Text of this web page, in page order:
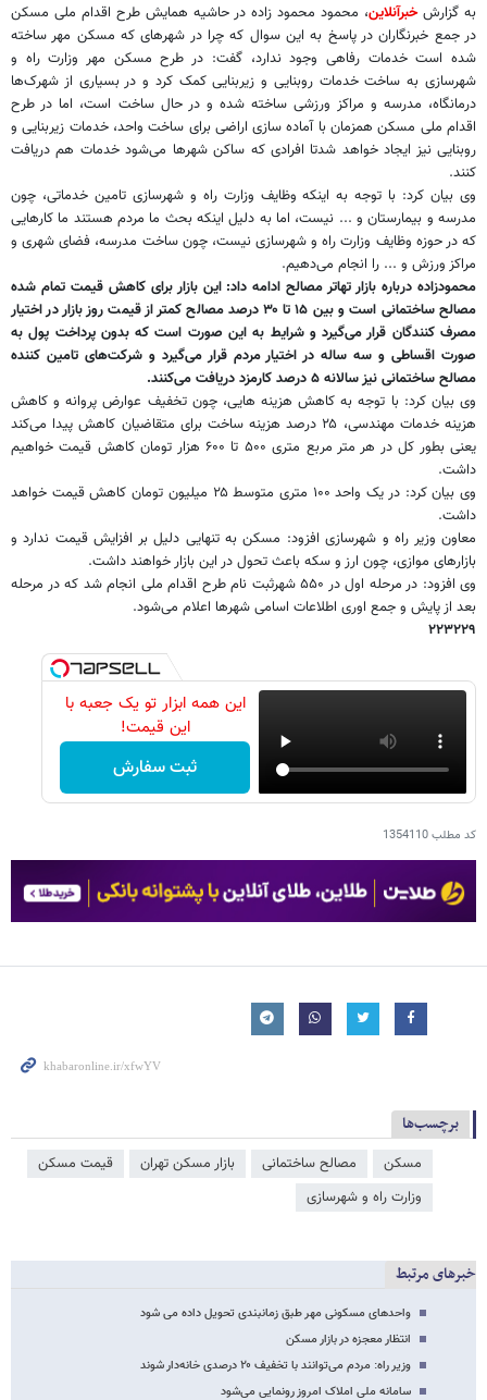
به گزارشخبرآنلاین، محمود محمود زاده در حاشیه همایش طرح اقدام ملی مسکن
در جمع خبرنگاران در پاسخ به این سوال که چرا در شهرهای که مسکن مهر ساخته
شده است خدمات رفاهی وجود ندارد، گفت: در طرح مسکن مهر وزارت راه و
شهرسازی به ساخت خدمات روبنایی و زیربنایی کمک کرد و در بسیاری از شهرک‌ها
درمانگاه، مدرسه و مراکز ورزشی ساخته شده و در حال ساخت است، اما در طرح
اقدام ملی مسکن همزمان با آماده سازی اراضی برای ساخت واحد، خدمات زیربنایی و
روبنایی نیز ایجاد خواهد شدتا افرادی که ساکن شهرها می‌شود خدمات هم دریافت
کنند.
وی بیان کرد: با توجه به اینکه وظایف وزارت راه و شهرسازی تامین خدماتی، چون
مدرسه و بیمارستان و ... نیست، اما به دلیل اینکه بحث ما مردم هستند ما کارهایی
که در حوزه وظایف وزارت راه و شهرسازی نیست، چون ساخت مدرسه، فضای شهری و
مراکز ورزش و ... را انجام می‌دهیم.
محمودزاده درباره بازار تهاتر مصالح ادامه داد: این بازار برای کاهش قیمت تمام شده
مصالح ساختمانی است و بین ۱۵ تا ۳۰ درصد مصالح کمتر از قیمت روز بازار در اختیار
مصرف کنندگان قرار می‌گیرد و شرایط به این صورت است که بدون پرداخت پول به
صورت اقساطی و سه ساله در اختیار مردم قرار می‌گیرد و شرکت‌های تامین کننده
مصالح ساختمانی نیز سالانه ۵ درصد کارمزد دریافت می‌کنند.
وی بیان کرد: با توجه به کاهش هزینه هایی، چون تخفیف عوارض پروانه و کاهش
هزینه خدمات مهندسی، ۲۵ درصد هزینه ساخت برای متقاضیان کاهش پیدا می‌کند
یعنی بطور کل در هر متر مربع متری ۵۰۰ تا ۶۰۰ هزار تومان کاهش قیمت خواهیم
داشت.
وی بیان کرد: در یک واحد ۱۰۰ متری متوسط ۲۵ میلیون تومان کاهش قیمت خواهد
داشت.
معاون وزیر راه و شهرسازی افزود: مسکن به تنهایی دلیل بر افزایش قیمت ندارد و
بازارهای موازی، چون ارز و سکه باعث تحول در این بازار خواهند داشت.
وی افزود: در مرحله اول در ۵۵۰ شهرثبت نام طرح اقدام ملی انجام شد که در مرحله
بعد از پایش و جمع اوری اطلاعات اسامی شهرها اعلام می‌شود.
۲۲۳۲۲۹
این همه ابزار تو یک جعبه با
این قیمت!
ثبت سفارش
کد مطلب1354110
برچسب‌ها
مسکن مصالح ساختمانی بازار مسکن تهران
قیمت مسکن
وزارت راه و شهرسازی
خبرهای مرتبط
واحدهای مسکونی مهر طبق زمانبندی تحویل داده می شود
انتظار معجزه در بازار مسکن
وزیر راه: مردم می‌توانند با تخفیف ۲۰ درصدی خانه‌دار شوند
سامانه ملی املاک امروز رونمایی می‌شود